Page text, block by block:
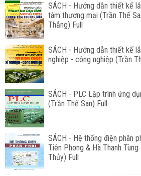
SÁCH - Hướng dẫn thiết kế
tâm thương mại (Trần Thế
Thắng) Full
SÁCH - Hướng dẫn thiết kế
nghiệp - công nghiệp (Trần
SÁCH - PLC Lập trình ứng
(Trần Thế San) Full
SÁCH - Hệ thống điện phân
Tiên Phong & Hà Thanh
Thủy) Full